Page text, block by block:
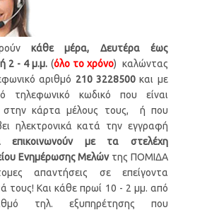
κάθε μέρα, Δευτέρα έως
2 - 4 μ.μ. (όλο το χρόνο) καλώντας
αριθμό 210 3228500και με
τηλεφωνικό κωδικό που είναι
στην κάρτα μέλους τους, ή που
ηλεκτρονικά κατά την εγγραφή
επικοινωνούν με τα στελέχη
Ενημέρωσης Μελώντης ΠΟΜΙΔΑ
απαντήσεις σε επείγοντα
τους! Και κάθε πρωί 10 - 2 μμ. από
τηλ. εξυπηρέτησης που